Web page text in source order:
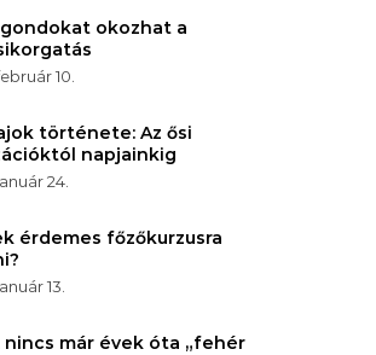
okozhat a
10.
története: Az ősi
napjainkig
24.
érdemes főzőkurzusra
13.
nincs már évek óta „fehér